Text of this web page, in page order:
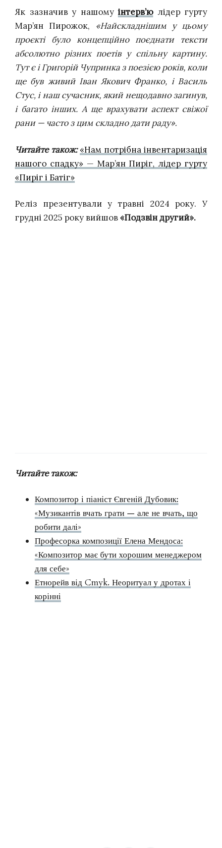
Як зазначив у нашому інтерв’юлідер гурту
Мар’ян Пирожок, «Найскладнішим у цьому
проєкті було концепційно поєднати тексти
абсолютно різних поетів у спільну картину.
Тут є і Григорій Чупринка з поезією років, коли
ще був живий Іван Якович Франко, і Василь
Стус, і наш сучасник, який нещодавно загинув,
і багато інших. А ще врахувати аспект свіжої
рани — часто з цим складно дати раду».
Читайте також: «Нам потрібна інвентаризація
нашого спадку» — Мар’ян Пиріг, лідер гурту
«Пиріг і Батіг»
Реліз презентували у травні 2024 року. У
грудні 2025 року вийшов«Подзвін другий».
Читайте також:
Композитор і піаніст Євгеній Дубовик:
«Музикантів вчать грати — але не вчать, що
робити далі»
Професорка композиції Елена Мендоса:
«Композитор має бути хорошим менеджером
для себе»
Етнорейв від Cmyk. Неоритуал у дротах і
корінні